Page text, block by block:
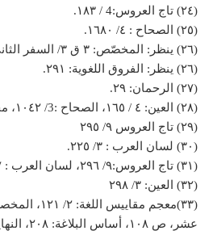
(٢٤) تاج العروس:4 / ۱۸۳.
(٢٥) الصحاح : ٤/ ١٦٨٠.
(٢٦) ينظر: المخصّص: ۳ ق ۳/ السفر الثاني عشر / ص ۲۹۷.
(٢٦) ینظر: الفروق اللغویة: ۲۹۱.
(٢٧) الرحمان: ۲۹.
(٢٨) العين: ٤ / ١٦٥، الصحاح :3/ ١٠٤٢، مختار الصحاح: ١٧٦
(٢٩) تاج العروس ٩/ ٢٩٥
(٣٠) لسان العرب : ۳/ ٢٢٥.
(٣١) تاج العروس:٩/ ٢٩٦، لسان العرب : ٧/ ٤٥.
(٣٢) العين: ٣/ ٢٩٨
عشر، ص